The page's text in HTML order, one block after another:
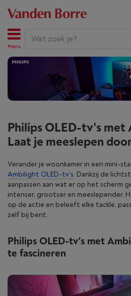
Menu
Philips OLED-tv's met
Laat je meeslepen
Verander je woonkamer in een mini-
Ambilight OLED-tv’s. Dankzij de
aanpassen aan wat er op het scherm
intenser, grootser en meeslepender.
op de actie en beleeft elke tackle,
zelf bij bent.
Philips OLED-tv's met
te fascineren